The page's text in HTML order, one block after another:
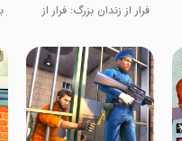
فرار از زندان بزرگ: فرار از